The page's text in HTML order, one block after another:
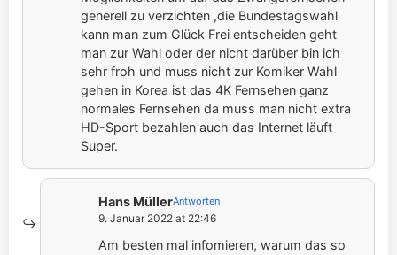
generell zu verzichten ,die Bundestagswahl
kann man zum Glück Frei entscheiden geht
man zur Wahl oder der nicht darüber bin ich
sehr froh und muss nicht zur Komiker Wahl
gehen in Korea ist das 4K Fernsehen ganz
normales Fernsehen da muss man nicht extra
HD-Sport bezahlen auch das Internet läuft
Super.
Hans MüllerAntworten
9. Januar 2022 at 22:46
Am besten mal infomieren, warum das so